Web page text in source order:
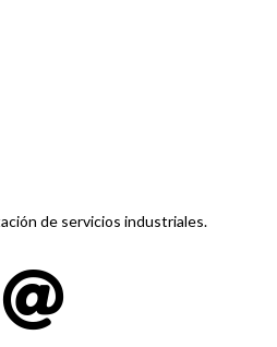
de servicios industriales.
